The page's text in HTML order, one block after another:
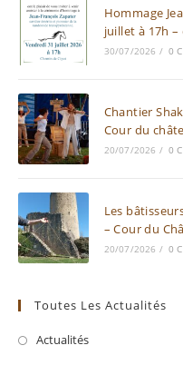
Hommage
juillet à 17h
30/07/2026 / 0
Chantier
Cour du
20/07/2026 / 0
Les
– Cour du
20/07/2026 / 0
Toutes Les Actualités
Actualités